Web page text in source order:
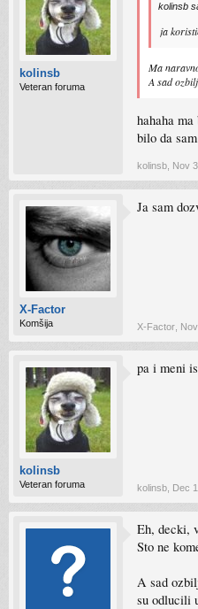
kolinsb
Veteran foruma
kolinsb
ja
Ma
A sad
hahaha
bilo da
kolinsb Nov
X-Factor
Komšija
Ja sam
X-Factor
kolinsb
Veteran foruma
pa i meni
kolinsb Dec
Eh, decki,
Sto ne
A sad
su odlucili